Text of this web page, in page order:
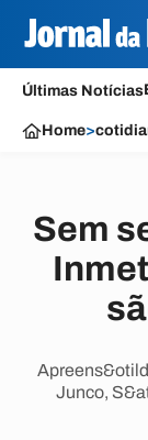
Últimas Notícias
Home>
Sem
Junco,